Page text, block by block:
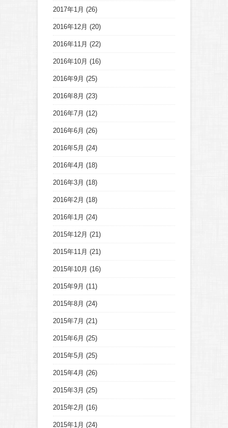
2017年1月 (26)
2016年12月 (20)
2016年11月 (22)
2016年10月 (16)
2016年9月 (25)
2016年8月 (23)
2016年7月 (12)
2016年6月 (26)
2016年5月 (24)
2016年4月 (18)
2016年3月 (18)
2016年2月 (18)
2016年1月 (24)
2015年12月 (21)
2015年11月 (21)
2015年10月 (16)
2015年9月 (11)
2015年8月 (24)
2015年7月 (21)
2015年6月 (25)
2015年5月 (25)
2015年4月 (26)
2015年3月 (25)
2015年2月 (16)
2015年1月 (24)